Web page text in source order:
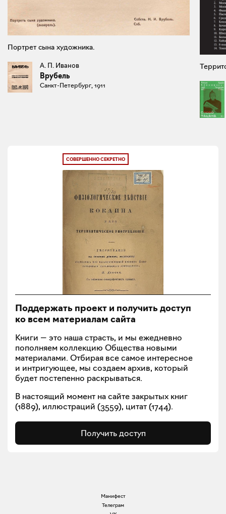
Портрет сына художника.
А. П. Иванов
Врубель
Санкт-Петербург, 1911
СОВЕРШЕННО СЕКРЕТНО
Поддержать проект и получить доступ
ко всем материалам сайта
Книги — это наша страсть, и мы ежедневно
пополняем коллекцию Общества новыми
материалами. Отбирая все самое интересное
и интригующее, мы создаем архив, который
будет постепенно раскрываться.
В настоящий момент на сайте закрытых книг
(1889), иллюстраций (3559), цитат (1744).
Получить доступ
Манифест
Телеграм